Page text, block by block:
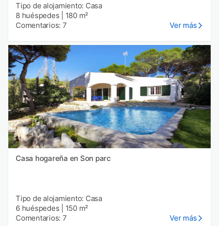
Tipo de alojamiento: Casa
8 huéspedes
180 m²
Comentarios: 7
Ver más
Casa hogareña en Son parc
Tipo de alojamiento: Casa
6 huéspedes
150 m²
Comentarios: 7
Ver más